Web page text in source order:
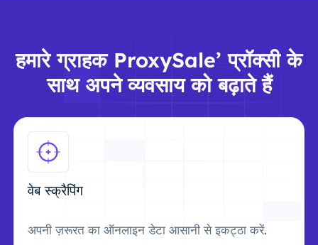
हमारे ग्राहक ProxySale’ प्रॉक्सी के
साथ अपने व्यवसाय को बढ़ाते हैं
वेब स्क्रैपिंग
अपनी ज़रूरत का ऑनलाइन डेटा आसानी से इकट्ठा करें.